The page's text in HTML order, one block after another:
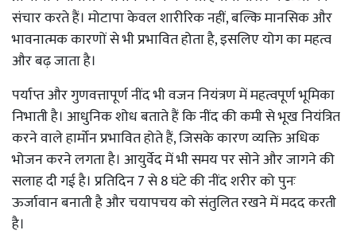
संचार करते हैं। मोटापा केवल शारीरिक नहीं, बल्कि मानसिक और
भावनात्मक कारणों से भी प्रभावित होता है, इसलिए योग का महत्व
और बढ़ जाता है।
पर्याप्त और गुणवत्तापूर्ण नींद भी वजन नियंत्रण में महत्वपूर्ण भूमिका
निभाती है। आधुनिक शोध बताते हैं कि नींद की कमी से भूख नियंत्रित
करने वाले हार्मोन प्रभावित होते हैं, जिसके कारण व्यक्ति अधिक
भोजन करने लगता है। आयुर्वेद में भी समय पर सोने और जागने की
सलाह दी गई है। प्रतिदिन 7 से 8 घंटे की नींद शरीर को पुनः
ऊर्जावान बनाती है और चयापचय को संतुलित रखने में मदद करती
है।